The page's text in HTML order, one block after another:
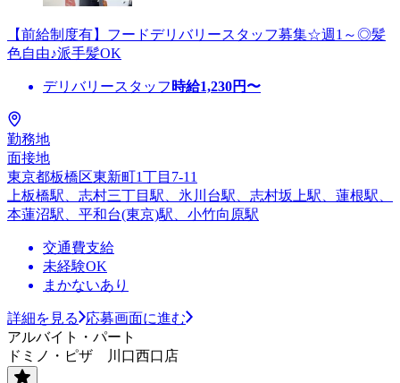
【前給制度有】フードデリバリースタッフ募集☆週1～◎髪
色自由♪派手髪OK
デリバリースタッフ 時給1,230円〜
勤務地
面接地
東京都板橋区東新町1丁目7-11
上板橋駅、志村三丁目駅、氷川台駅、志村坂上駅、蓮根駅、
本蓮沼駅、平和台(東京)駅、小竹向原駅
交通費支給
未経験OK
まかないあり
詳細を見る
応募画面に進む
アルバイト・パート
ドミノ・ピザ 川口西口店